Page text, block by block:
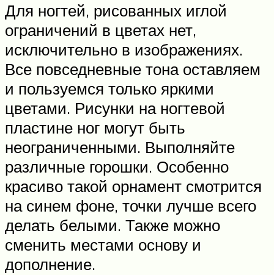
Для ногтей, рисованных иглой
ограничений в цветах нет,
исключительно в изображениях.
Все повседневные тона оставляем
и пользуемся только яркими
цветами. Рисунки на ногтевой
пластине ног могут быть
неограниченными. Выполняйте
различные горошки. Особенно
красиво такой орнамент смотрится
на синем фоне, точки лучше всего
делать белыми. Также можно
сменить местами основу и
дополнение.